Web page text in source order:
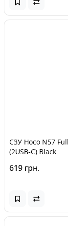
СЗУ Hoco N57
(2USB-C) Black
619 грн.